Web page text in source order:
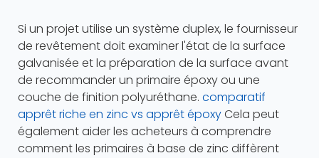
Si un projet utilise un système duplex, le fournisseur
de revêtement doit examiner l'état de la surface
galvanisée et la préparation de la surface avant
de recommander un primaire époxy ou une
couche de finition polyuréthane. comparatif
apprêt riche en zinc vs apprêt époxyCela peut
également aider les acheteurs à comprendre
comment les primaires à base de zinc diffèrent